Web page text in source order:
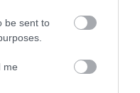
be sent to
me
08-03